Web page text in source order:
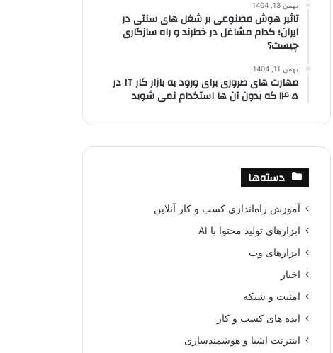
بهمن 13, 1404
تاثیر هوش مصنوعی بر شغل های سنتی در
ایران؛ کدام مشاغل در خطرند و راه سازگاری
چیست؟
بهمن 11, 1404
مهارت های ضروری برای ورود به بازار کار IT در
۱۴۰۵ که بدون آن ها استخدام نمی شوید
دسته‌ها
آموزش راه‌اندازی کسب و کار آنلاین
ابزارهای تولید محتوا با AI
ابزارهای وب
اخبار
امنیت و شبکه
ایده های کسب و کار
اینترنت اشیا و هوشمندسازی